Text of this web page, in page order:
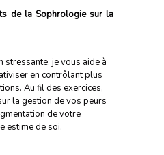
de la Sophrologie sur la
stressante, je vous aide à
en contrôlant plus
Au fil des exercices,
la gestion de vos peurs
de votre
estime de soi.